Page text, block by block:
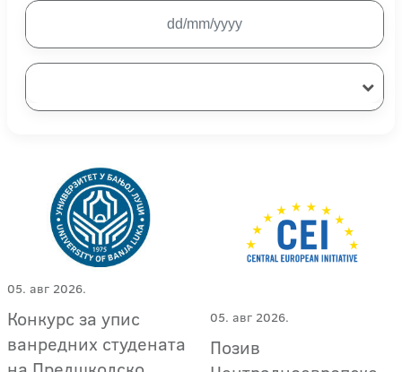
05. авг 2026.
Конкурс за упис
ванредних студената
05. авг 2026.
Позив